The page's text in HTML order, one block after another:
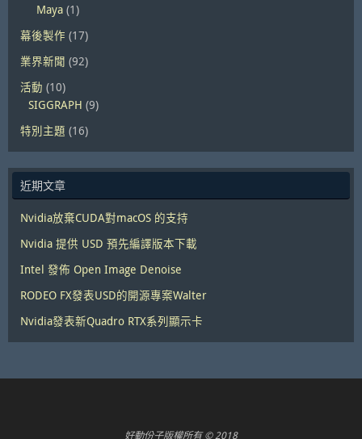
Maya (1)
幕後製作 (17)
業界新聞 (92)
活動 (10)
SIGGRAPH (9)
特別主題 (16)
近期文章
Nvidia放棄CUDA對macOS 的支持
Nvidia 提供 USD 預先編譯版本下載
Intel 發佈 Open Image Denoise
RODEO FX發表USD的開源專案Walter
Nvidia發表新Quadro RTX系列顯示卡
好動份子版權所有 © 2018